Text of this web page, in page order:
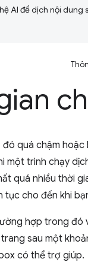
AI để dịch nội dung
quá chậm hoặc
một trình chạy
quá nhiều thời
tục cho đến khi
hợp trong đó
sau một
có thể trợ giúp.